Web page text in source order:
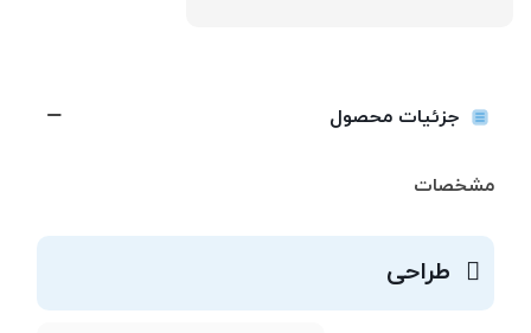
جزئیات محصول
مشخصات
طراحی